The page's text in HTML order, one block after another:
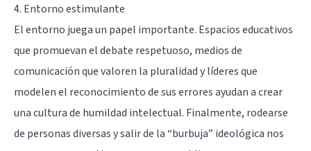
4. Entorno estimulante
El entorno juega un papel importante. Espacios educativos
que promuevan el debate respetuoso, medios de
comunicación que valoren la pluralidad y líderes que
modelen el reconocimiento de sus errores ayudan a crear
una cultura de humildad intelectual. Finalmente, rodearse
de personas diversas y salir de la “burbuja” ideológica nos